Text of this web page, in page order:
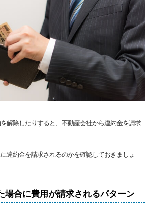
解除したりすると、不動産会社から違約金を請求
違約金を請求されるのかを確認しておきましょ
場合に費用が請求されるパターン